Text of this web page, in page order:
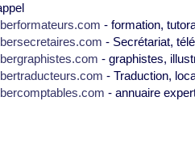
- formation,
- Secrétariat,
- graphistes,
- Traduction,
- annuaire